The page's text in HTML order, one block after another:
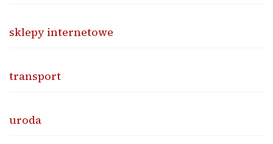
sklepy internetowe
transport
uroda